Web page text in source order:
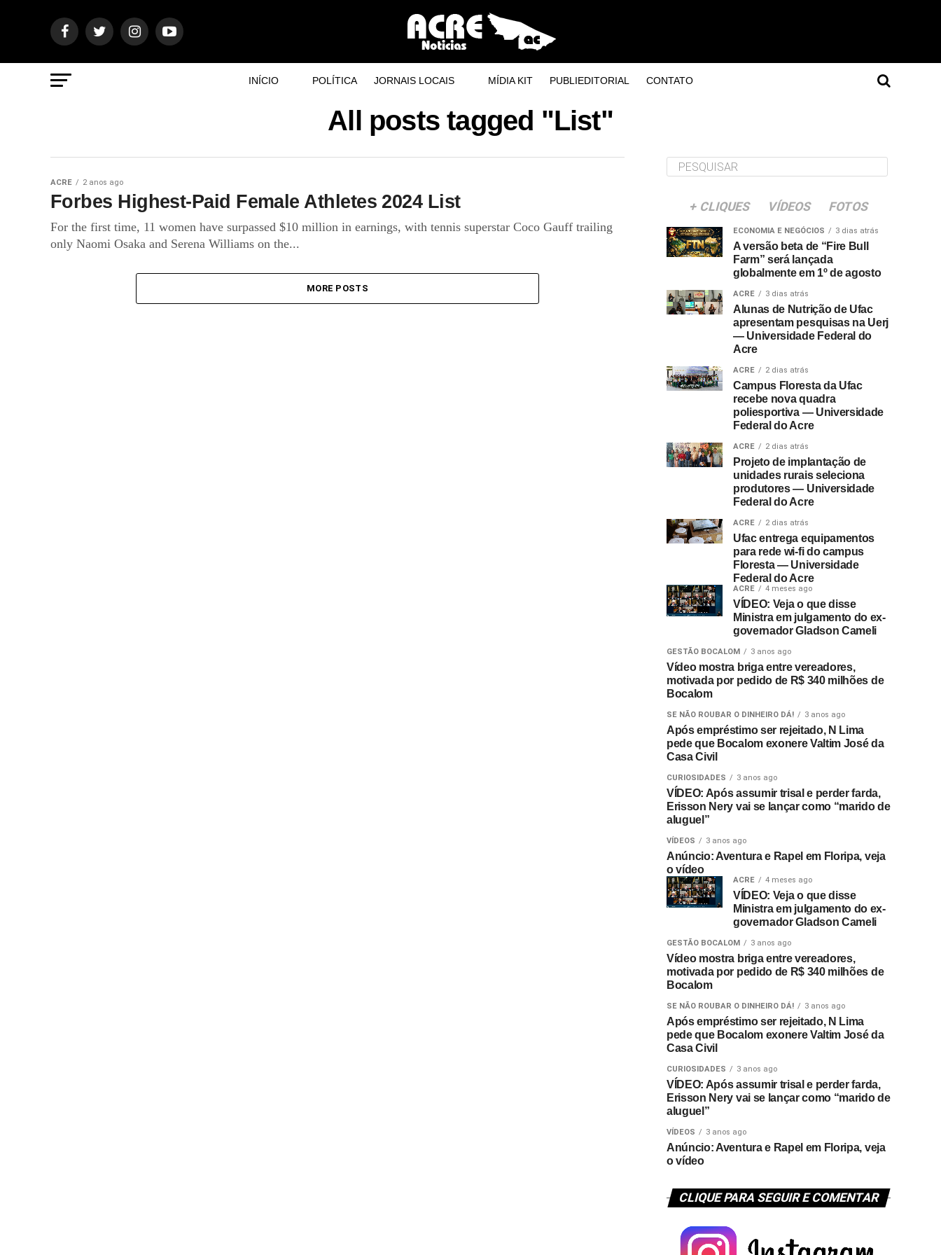
INÍCIO POLÍTICA JORNAIS LOCAIS MÍDIA KIT PUBLIEDITORIAL CONTATO
All posts tagged "List"
ACRE 2 anos ago
Forbes Highest-Paid Female Athletes 2024 List
For the first time, 11 women have surpassed $10 million in earnings, with tennis superstar Coco Gauff trailing
only Naomi Osaka and Serena Williams on the...
MORE POSTS
+ CLIQUES VÍDEOS FOTOS
ECONOMIA E NEGÓCIOS 3 dias atrás
A versão beta de “Fire Bull
Farm” será lançada
globalmente em 1º de agosto
ACRE 3 dias atrás
Alunas de Nutrição de Ufac
apresentam pesquisas na Uerj
— Universidade Federal do
Acre
ACRE 2 dias atrás
Campus Floresta da Ufac
recebe nova quadra
poliesportiva — Universidade
Federal do Acre
ACRE 2 dias atrás
Projeto de implantação de
unidades rurais seleciona
produtores — Universidade
Federal do Acre
ACRE 2 dias atrás
Ufac entrega equipamentos
para rede wi-fi do campus
Floresta — Universidade
Federal do Acre
ACRE 4 meses ago
VÍDEO: Veja o que disse
Ministra em julgamento do ex-
governador Gladson Cameli
GESTÃO BOCALOM 3 anos ago
Vídeo mostra briga entre vereadores,
motivada por pedido de R$ 340 milhões de
Bocalom
SE NÃO ROUBAR O DINHEIRO DÁ! 3 anos ago
Após empréstimo ser rejeitado, N Lima
pede que Bocalom exonere Valtim José da
Casa Civil
CURIOSIDADES 3 anos ago
VÍDEO: Após assumir trisal e perder farda,
Erisson Nery vai se lançar como “marido de
aluguel”
VÍDEOS 3 anos ago
Anúncio: Aventura e Rapel em Floripa, veja
o vídeo
ACRE 4 meses ago
VÍDEO: Veja o que disse
Ministra em julgamento do ex-
governador Gladson Cameli
GESTÃO BOCALOM 3 anos ago
Vídeo mostra briga entre vereadores,
motivada por pedido de R$ 340 milhões de
Bocalom
SE NÃO ROUBAR O DINHEIRO DÁ! 3 anos ago
Após empréstimo ser rejeitado, N Lima
pede que Bocalom exonere Valtim José da
Casa Civil
CURIOSIDADES 3 anos ago
VÍDEO: Após assumir trisal e perder farda,
Erisson Nery vai se lançar como “marido de
aluguel”
VÍDEOS 3 anos ago
Anúncio: Aventura e Rapel em Floripa, veja
o vídeo
CLIQUE PARA SEGUIR E COMENTAR